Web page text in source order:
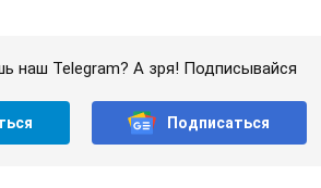
наш Telegram? А зря! Подписывайся
Подписаться